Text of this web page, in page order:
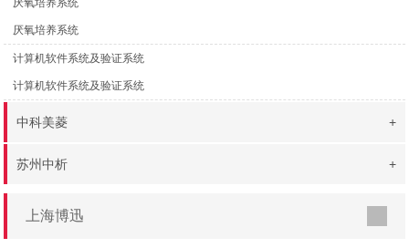
厌氧培养系统
厌氧培养系统
计算机软件系统及验证系统
计算机软件系统及验证系统
中科美菱 +
苏州中析 +
上海博迅